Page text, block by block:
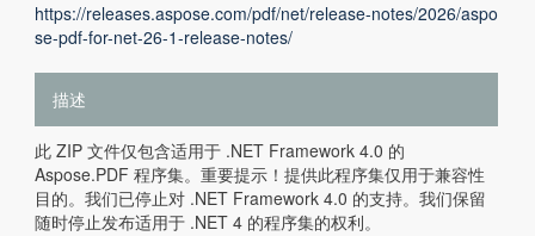
https://releases.aspose.com/pdf/net/release-notes/2026/aspo
se-pdf-for-net-26-1-release-notes/
描述
此 ZIP 文件仅包含适用于 .NET Framework 4.0 的
Aspose.PDF 程序集。重要提示！提供此程序集仅用于兼容性
目的。我们已停止对 .NET Framework 4.0 的支持。我们保留
随时停止发布适用于 .NET 4 的程序集的权利。